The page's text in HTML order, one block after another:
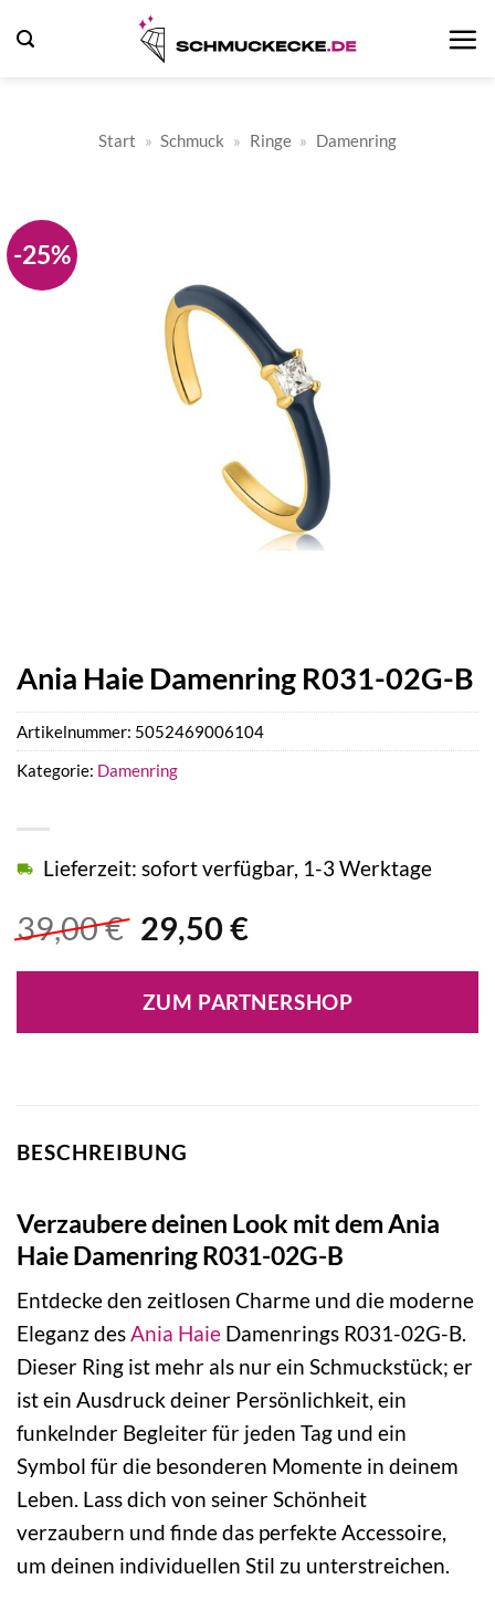
Inhalt
Start » Schmuck » Ringe » Damenring
-25%
Ania Haie Damenring R031-02G-B
39,00€ Ursprünglicher
war:
39,00 €
29,50 €Aktueller
ist:
29,50 €.
Lieferzeit: sofort verfügbar, 1-3 Werktage
ZUM PARTNERSHOP
Artikelnummer: 5052469006104
Kategorie: Damenring
BESCHREIBUNG
Verzaubere deinen Look mit dem Ania
Haie Damenring R031-02G-B
Entdecke den zeitlosen Charme und die moderne
Eleganz desAnia Haie Damenrings R031-02G-B.
Dieser Ring ist mehr als nur ein Schmuckstück; er
ist ein Ausdruck deiner Persönlichkeit, ein
funkelnder Begleiter für jeden Tag und ein
Symbol für die besonderen Momente in deinem
Leben. Lass dich von seiner Schönheit
verzaubern und finde das perfekte Accessoire,
um deinen individuellen Stil zu unterstreichen.